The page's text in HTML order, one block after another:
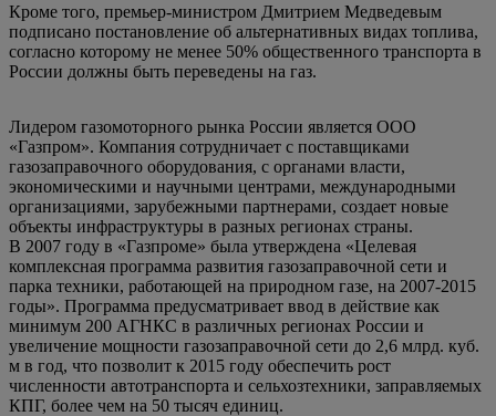
Кроме того, премьер-министром Дмитрием Медведевым
подписано постановление об альтернативных видах топлива,
согласно которому не менее 50% общественного транспорта в
России должны быть переведены на газ.
Лидером газомоторного рынка России является ООО
«Газпром». Компания сотрудничает с поставщиками
газозаправочного оборудования, с органами власти,
экономическими и научными центрами, международными
организациями, зарубежными партнерами, создает новые
объекты инфраструктуры в разных регионах страны.
В 2007 году в «Газпроме» была утверждена «Целевая
комплексная программа развития газозаправочной сети и
парка техники, работающей на природном газе, на 2007-2015
годы». Программа предусматривает ввод в действие как
минимум 200 АГНКС в различных регионах России и
увеличение мощности газозаправочной сети до 2,6 млрд. куб.
м в год, что позволит к 2015 году обеспечить рост
численности автотранспорта и сельхозтехники, заправляемых
КПГ, более чем на 50 тысяч единиц.